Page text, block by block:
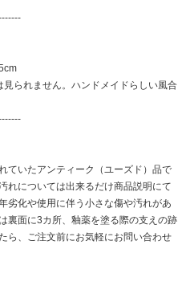
られません。ハンドメイドらしい風合
ていたアンティーク（ユーズド）品で
れについては出来るだけ商品説明にて
劣化や使用に伴う小さな傷や汚れがあ
裏面に3カ所、釉薬を塗る際の支えの跡
ら、ご注文前にお気軽にお問い合わせ